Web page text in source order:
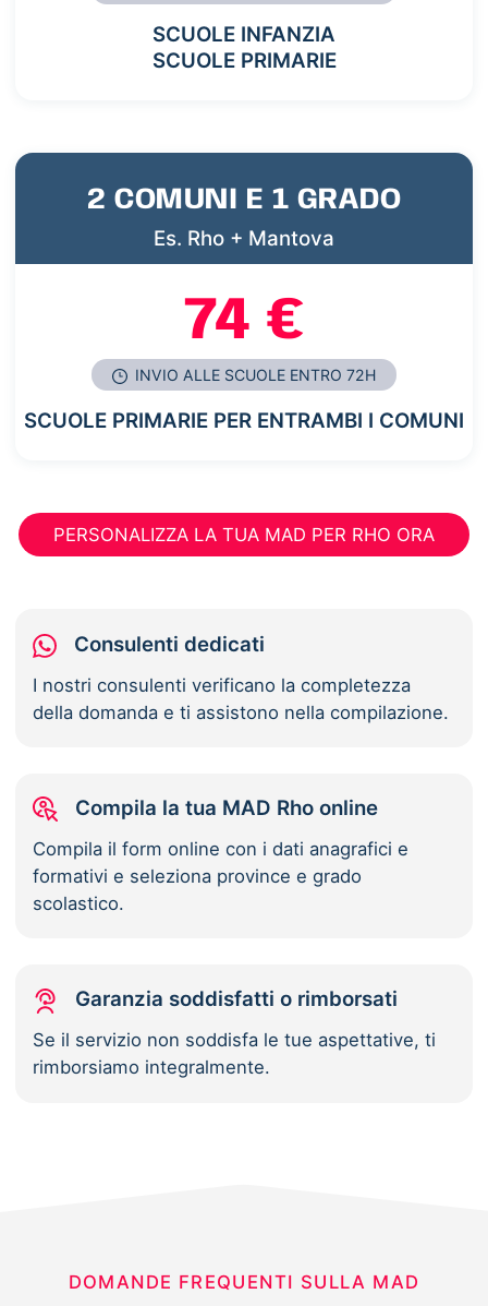
SCUOLE INFANZIA
SCUOLE PRIMARIE
2 COMUNI E 1 GRADO
Es. Rho + Mantova
74 €
INVIO ALLE SCUOLE ENTRO 72H
SCUOLE PRIMARIE PER ENTRAMBI I COMUNI
PERSONALIZZA LA TUA MAD PER RHO ORA
Consulenti dedicati
I nostri consulenti verificano la completezza
della domanda e ti assistono nella compilazione.
Compila la tua MAD Rho online
Compila il form online con i dati anagrafici e
formativi e seleziona province e grado
scolastico.
Garanzia soddisfatti o rimborsati
Se il servizio non soddisfa le tue aspettative, ti
rimborsiamo integralmente.
DOMANDE FREQUENTI SULLA MAD